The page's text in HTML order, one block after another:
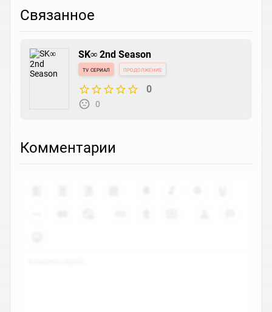
Связанное
SK∞ 2nd Season
tv сериал продолжение
0
0
Комментарии